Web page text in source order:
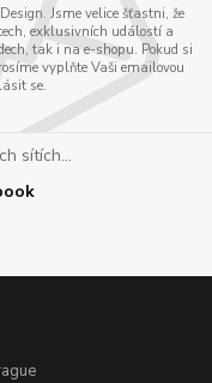
Jsme velice šťastni, že
exklusivních událostí a
tak i na e-shopu. Pokud si
vyplňte Vaši emailovou
se.
sítích...